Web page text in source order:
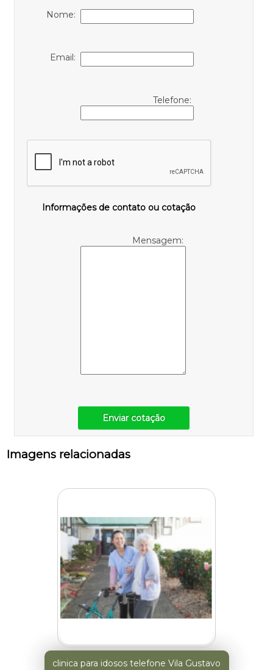
Nome:
Email:
Telefone:
Informações de contato ou cotação
Mensagem:
Enviar cotação
Imagens relacionadas
clinica para idosos telefone Vila Gustavo